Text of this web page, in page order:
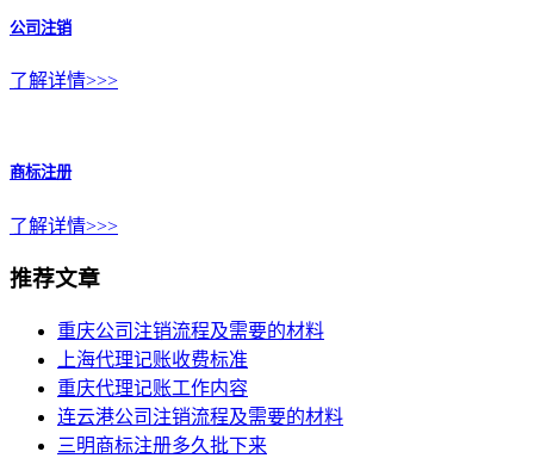
公司注销
了解详情>>>
商标注册
了解详情>>>
推荐文章
重庆公司注销流程及需要的材料
上海代理记账收费标准
重庆代理记账工作内容
连云港公司注销流程及需要的材料
三明商标注册多久批下来